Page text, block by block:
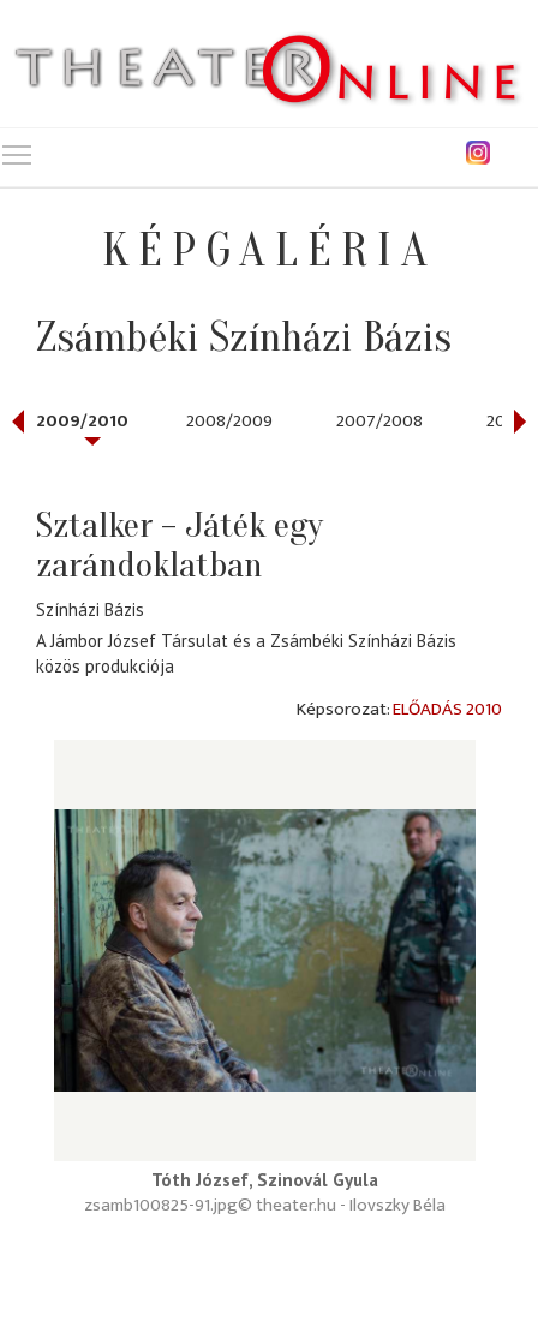
KÉPGALÉRIA
Zsámbéki Színházi Bázis
2009/2010 2008/2009 2007/2008 2006/
Sztalker – Játék egy
zarándoklatban
Színházi Bázis
A Jámbor József Társulat és a Zsámbéki Színházi Bázis
közös produkciója
ELŐADÁS 2010
Tóth József, Szinovál Gyula
© theater.hu - Ilovszky Béla
zsamb100825-91.jpg